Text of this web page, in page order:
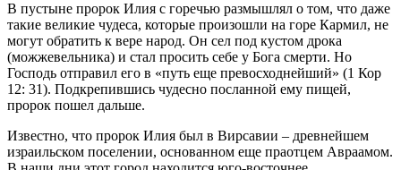
В пустыне пророк Илия с горечью размышлял о том, что даже
такие великие чудеса, которые произошли на горе Кармил, не
могут обратить к вере народ. Он сел под кустом дрока
(можжевельника) и стал просить себе у Бога смерти. Но
Господь отправил его в «путь еще превосходнейший» (1 Кор
12: 31). Подкрепившись чудесно посланной ему пищей,
пророк пошел дальше.
Известно, что пророк Илия был в Вирсавии – древнейшем
израильском поселении, основанном еще праотцем Авраамом.